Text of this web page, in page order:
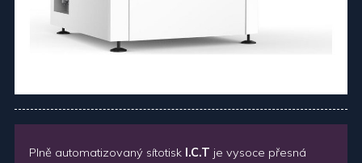
Plně automatizovaný sítotisk I.C.T je vysoce přesná